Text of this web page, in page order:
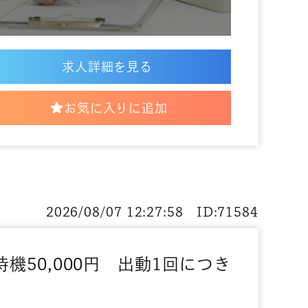
求人詳細を見る
お気に入りに追加
機50,000円 出動1回につき
2026/08/07 12:27:58 ID:71584